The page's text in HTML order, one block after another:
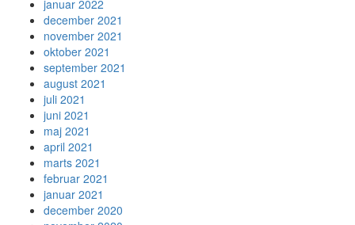
januar 2022
december 2021
november 2021
oktober 2021
september 2021
august 2021
juli 2021
juni 2021
maj 2021
april 2021
marts 2021
februar 2021
januar 2021
december 2020